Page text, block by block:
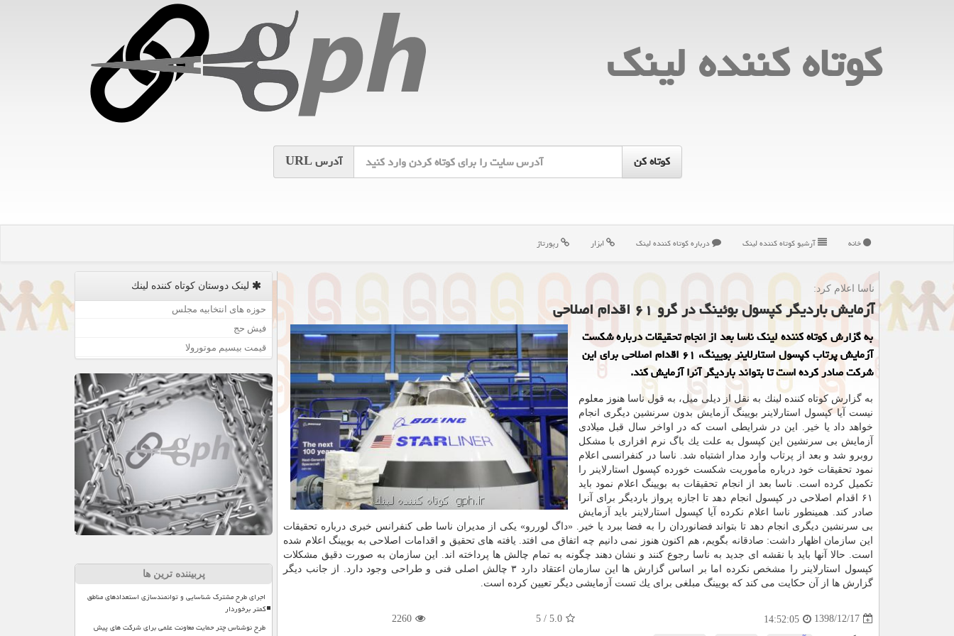
كوتاه كننده لینك
آدرسURL
خانه آرشیو كوتاه كننده لینك درباره كوتاه كننده لینك ابزار رپورتاژ
ناسا اعلام كرد:
آزمایش باردیگر كپسول بوئینگ در گرو ۶۱ اقدام اصلاحی
به گزارش كوتاه كننده لینك ناسا بعد از انجام تحقیقات درباره شكست
آزمایش پرتاب كپسول استارلاینر بویینگ، ۶۱ اقدام اصلاحی برای این
شركت صادر كرده است تا بتواند باردیگر آنرا آزمایش كند.
به گزارش كوتاه كننده لینك به نقل از دیلی میل، به قول ناسا هنوز معلوم
نیست آیا كپسول استارلاینر بویینگ آزمایش بدون سرنشین دیگری انجام
خواهد داد یا خیر. این در شرایطی است كه در اواخر سال قبل میلادی
آزمایش بی سرنشین این كپسول به علت یك باگ نرم افزاری با مشكل
روبرو شد و بعد از پرتاب وارد مدار اشتباه شد. ناسا در كنفرانسی اعلام
نمود تحقیقات خود درباره مأموریت شكست خورده كپسول استارلاینر را
تكمیل كرده است. ناسا بعد از انجام تحقیقات به بویینگ اعلام نمود باید
۶۱ اقدام اصلاحی در كپسول انجام دهد تا اجازه پرواز باردیگر برای آنرا
صادر كند. همینطور ناسا اعلام نكرده آیا كپسول استارلاینر باید آزمایش
بی سرنشین دیگری انجام دهد تا بتواند فضانوردان را به فضا ببرد یا خیر. «داگ لوررو» یكی از مدیران ناسا طی كنفرانس خبری درباره تحقیقات
این سازمان اظهار داشت: صادقانه بگویم، هم اكنون هنوز نمی دانیم چه اتفاق می افتد. یافته های تحقیق و اقدامات اصلاحی به بویینگ اعلام شده
است. حالا آنها باید با نقشه ای جدید به ناسا رجوع كنند و نشان دهند چگونه به تمام چالش ها پرداخته اند. این سازمان به صورت دقیق مشكلات
كپسول استارلاینر را مشخص نكرده اما بر اساس گزارش ها این سازمان اعتقاد دارد ۳ چالش اصلی فنی و طراحی وجود دارد. از جانب دیگر
گزارش ها از آن حكایت می كند كه بویینگ مبلغی برای یك تست آزمایشی دیگر تعیین كرده است.
1398/12/17
14:52:05
5.0
/
5
2260
لینک دوستان كوتاه كننده لینك
حوزه های انتخابیه مجلس
فیش حج
قیمت بیسیم موتورولا
پربیننده ترین ها
اجرای طرح مشترک شناسایی و توانمندسازی استعدادهای مناطق
کمتر برخوردار
طرح نوشناس چتر حمایت معاونت علمی برای شرکت های پیش